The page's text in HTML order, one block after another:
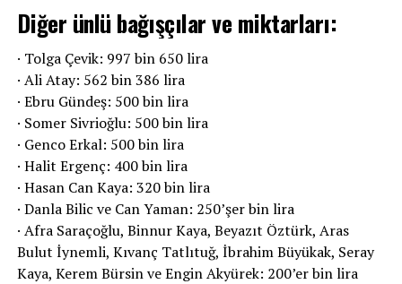
Diğer ünlü bağışçılar ve miktarları:
· Tolga Çevik: 997 bin 650 lira
· Ali Atay: 562 bin 386 lira
· Ebru Gündeş: 500 bin lira
· Somer Sivrioğlu: 500 bin lira
· Genco Erkal: 500 bin lira
· Halit Ergenç: 400 bin lira
· Hasan Can Kaya: 320 bin lira
· Danla Bilic ve Can Yaman: 250’şer bin lira
· Afra Saraçoğlu, Binnur Kaya, Beyazıt Öztürk, Aras
Bulut İynemli, Kıvanç Tatlıtuğ, İbrahim Büyükak, Seray
Kaya, Kerem Bürsin ve Engin Akyürek: 200’er bin lira